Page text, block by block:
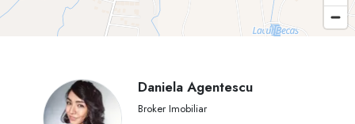
Daniela Agentescu
Broker Imobiliar